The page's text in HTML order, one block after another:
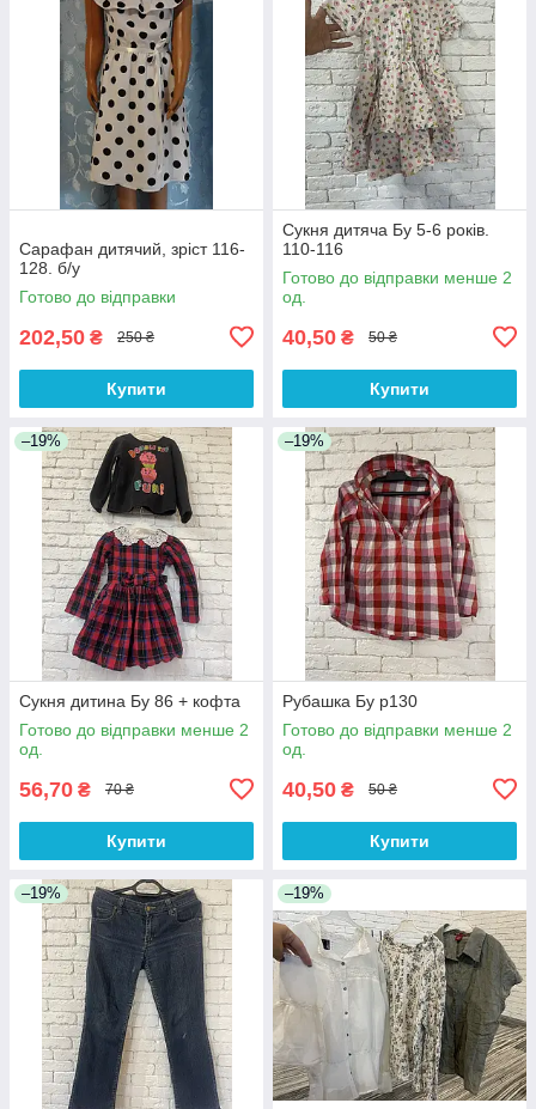
Сарафан дитячий, зріст 116-
128. б/у
Готово до відправки
202,50 ₴ 250 ₴
Купити
Сукня дитяча Бу 5-6 років.
110-116
Готово до відправки менше 2
од.
40,50 ₴ 50 ₴
Купити
–19%
Сукня дитина Бу 86 + кофта
Готово до відправки менше 2
од.
56,70 ₴ 70 ₴
Купити
–19%
Рубашка Бу р130
Готово до відправки менше 2
од.
40,50 ₴ 50 ₴
Купити
–19% –19%